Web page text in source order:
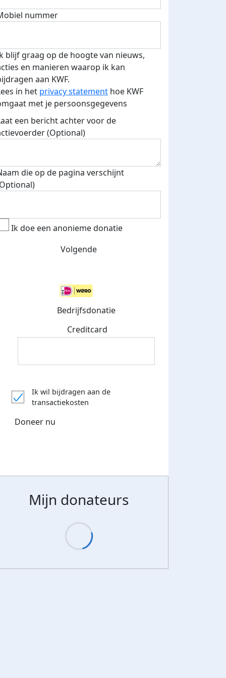
E-mails verstuurd
Streefbedrag verhoogd
nummer
blijf graag op de hoogte van nieuws,
en manieren waarop ik kan
aan KWF.
in het privacy statement hoe KWF
met je persoonsgegevens
een bericht achter voor de
(Optional)
die op de pagina verschijnt
Ik doe een anonieme donatie
Volgende
Bedrijfsdonatie
Creditcard
Ik wil bijdragen aan de
transactiekosten
Doneer nu
Mijn donateurs